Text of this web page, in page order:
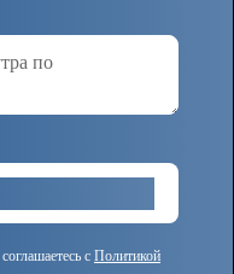
с Политикой